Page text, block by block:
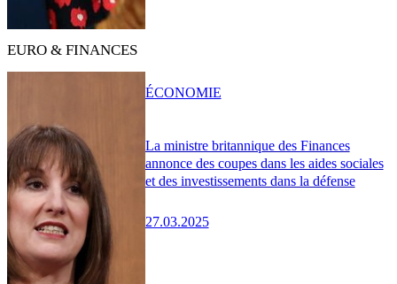
EURO & FINANCES
La ministre britannique des Finances
annonce des coupes dans les aides sociales
et des investissements dans la défense
27.03.2025
ÉCONOMIE